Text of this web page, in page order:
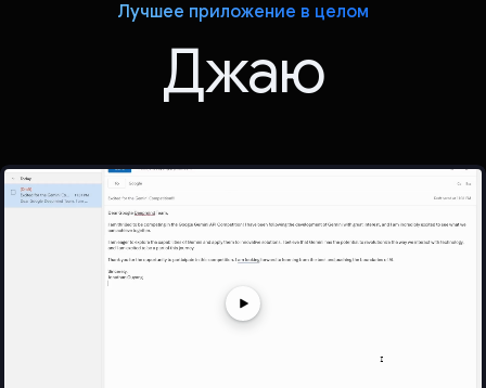
Лучшее приложение в целом
Джаю